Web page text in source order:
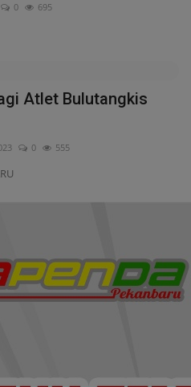
0 695
Atlet Bulutangkis
0 555